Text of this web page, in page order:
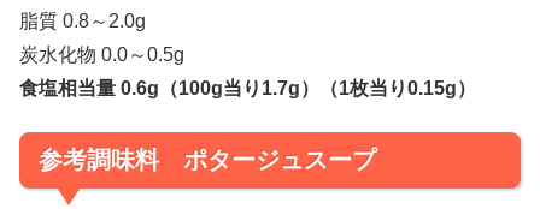
脂質 0.8～2.0g
炭水化物 0.0～0.5g
食塩相当量 0.6g（100g当り1.7g）（1枚当り0.15g）
参考調味料 ポタージュスープ